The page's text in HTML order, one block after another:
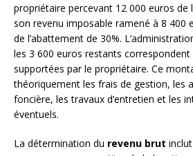
propriétaire percevant 12 000 euros de
son revenu imposable ramené à 8 400
de l’abattement de 30%.
les 3 600 euros restants correspondent
supportées par le propriétaire. Ce
théoriquement les frais de gestion, les
foncière, les travaux d’entretien et les
éventuels.
La détermination du revenu brut